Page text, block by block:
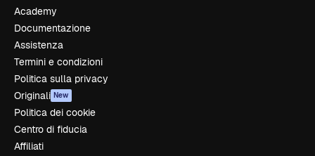
Academy
Documentazione
Assistenza
Termini e condizioni
Politica sulla privacy
Originali New
Politica dei cookie
Centro di fiducia
Affiliati